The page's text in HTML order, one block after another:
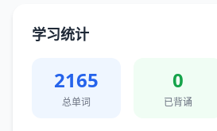
学习统计
2165
总单词
0
已背诵